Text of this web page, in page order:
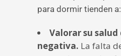
para dormir tienden a:
Valorar su
negativa. La falta